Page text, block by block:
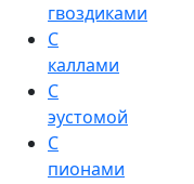
гвоздиками
С
каллами
С
эустомой
С
пионами